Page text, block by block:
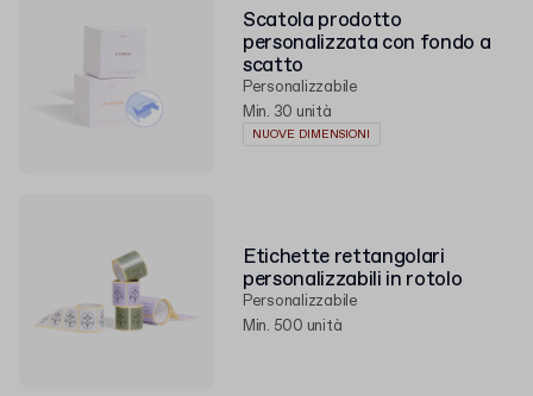
realizzata con grande attenzione all’estetica e alla
funzionalità, per offrire un design elegante e
professionale. Proponiamo anche quantità all’ingrosso,
prezzi competitivi e personalizzazione completa del
progetto. Scopri la nostra offerta dipackaging
Scatola prodotto
personalizzata con fondo a
scatto
Personalizzabile
Min. 30 unità
NUOVE DIMENSIONI
Etichette rettangolari
personalizzabili in rotolo
Personalizzabile
Min. 500 unità